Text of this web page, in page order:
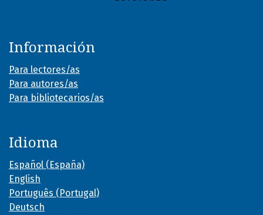
Información
Para lectores/as
Para autores/as
Para bibliotecarios/as
Idioma
Español (España)
English
Português (Portugal)
Deutsch